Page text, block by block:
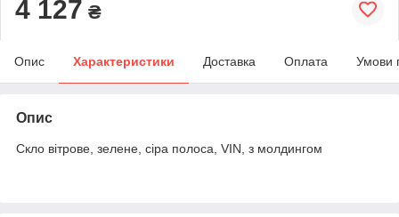
4 127 ₴
Опис Характеристики Доставка Оплата Умови
Опис
Скло вітрове, зелене, сіра полоса, VIN, з молдингом